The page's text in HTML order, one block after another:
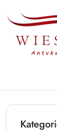
Przejdź
Przejdź
Przejdź
Przejdź
Przejdź